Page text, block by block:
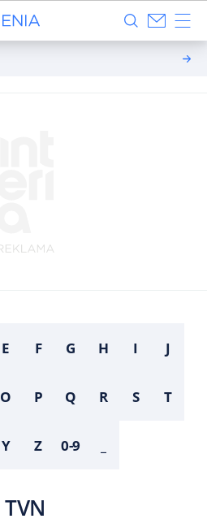
E F G H I J
O P Q R S T
Y Z 0-9
TVN